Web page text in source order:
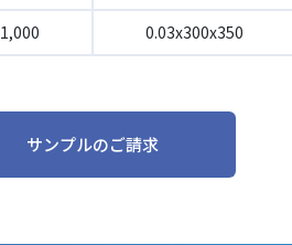
1,000 0.03x300x350
サンプルのご請求